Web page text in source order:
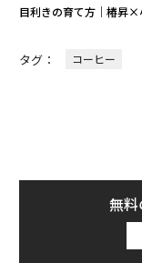
目利きの育て方｜椿昇×
タグ： コーヒー
無